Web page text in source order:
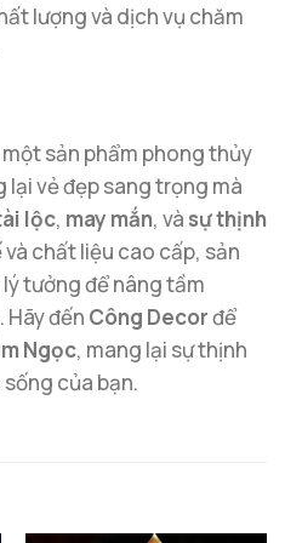
lượng và dịch vụ chăm
một sản phẩm phong thủy
vẻ đẹp sang trọng mà
lộc, may mắn, và sự thịnh
chất liệu cao cấp, sản
tưởng để nâng tầm
đến Công Decorđể
Ngọc, mang lại sự thịnh
của bạn.